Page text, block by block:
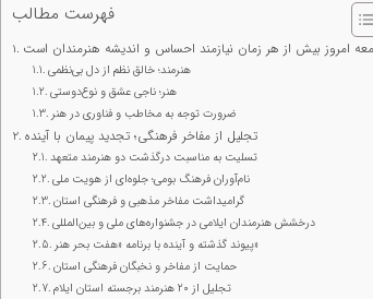
فهرست مطالب
امروز بیش از هر زمان نیازمند احساس و اندیشه هنرمندان است
هنرمند؛ خالق نظم از دل بی‌نظمی
هنر؛ ناجی عشق و نوع‌دوستی
ضرورت توجه به مخاطب و فناوری در هنر
تجلیل از مفاخر فرهنگی؛ تجدید پیمان با آینده
تسلیت به مناسبت درگذشت دو هنرمند متعهد
نام‌آوران فرهنگ بومی؛ جلوه‌ای از هویت ملی
گرامیداشت مفاخر مذهبی و فرهنگی استان
درخشش هنرمندان ایلامی در جشنواره‌های ملی و بین‌المللی
پیوند گذشته و آینده با برنامه «هفت بحر هنر»
حمایت از مفاخر و نخبگان فرهنگی استان
تجلیل از ۲۰ هنرمند برجسته استان ایلام